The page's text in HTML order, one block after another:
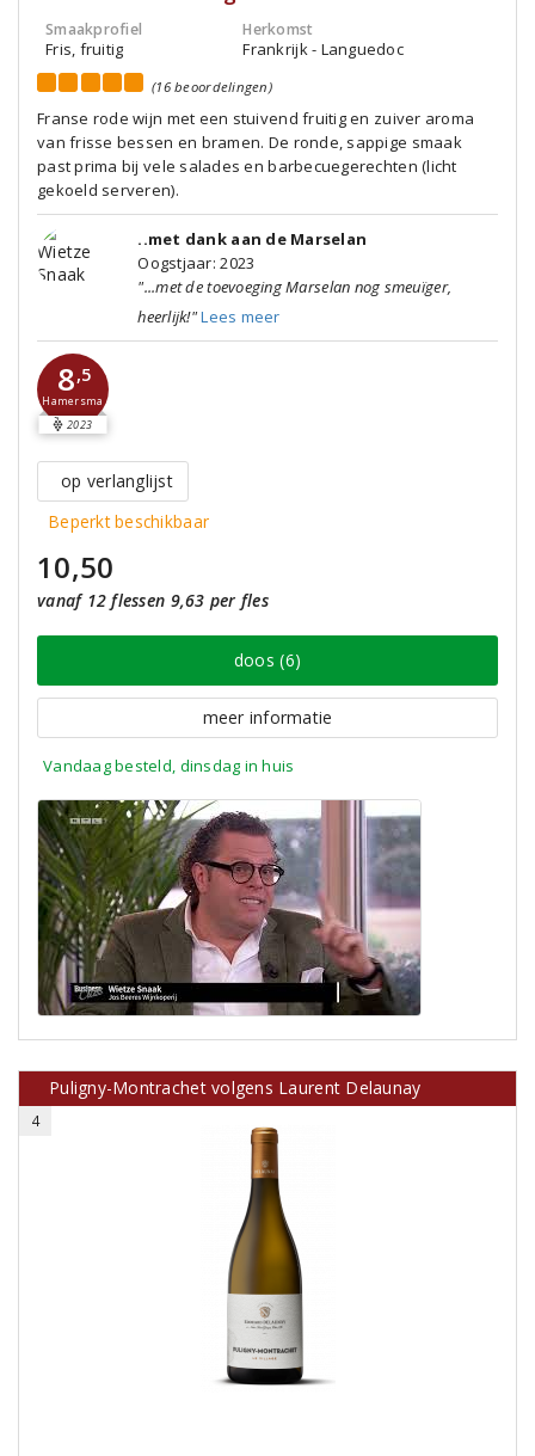
Smaakprofiel
Fris, fruitig
Herkomst
Frankrijk - Languedoc
(16 beoordelingen)
Franse rode wijn met een stuivend fruitig en zuiver aroma
van frisse bessen en bramen. De ronde, sappige smaak
past prima bij vele salades en barbecuegerechten (licht
gekoeld serveren).
..met dank aan de Marselan
Oogstjaar: 2023
"...met de toevoeging Marselan nog smeuïger,
heerlijk!"Lees meer
8,5
Hamersma
2023
op verlanglijst
Beperkt beschikbaar
10,50
vanaf 12 flessen 9,63 per fles
doos (6)
meer informatie
Vandaag besteld, dinsdag in huis
Puligny-Montrachet volgens Laurent Delaunay
4